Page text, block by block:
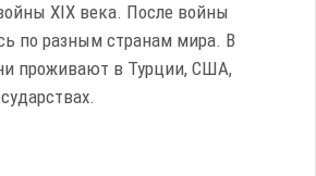
XIX века. После войны
по разным странам мира. В
проживают в Турции, США,